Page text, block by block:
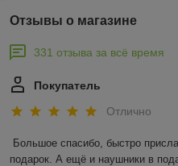
Отзывы о магазине
331 отзыва за всё время
Покупатель
Отлично
Большое спасибо, быстро
подарок. А ещё и наушники в